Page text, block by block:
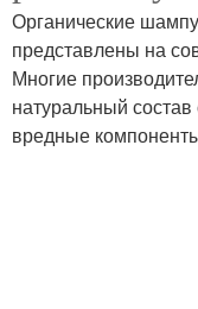
Органические
представлены на
Многие
натуральный
вредные